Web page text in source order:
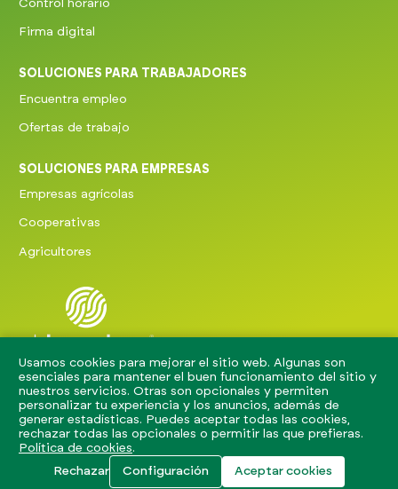
Control horario
Firma digital
SOLUCIONES PARA TRABAJADORES
Encuentra empleo
Ofertas de trabajo
SOLUCIONES PARA EMPRESAS
Empresas agrícolas
Cooperativas
Agricultores
El Jornalero 2026.
Todos los derechos
reservados.
Términos y condiciones
Aviso legal
Política de privacidad
Usamos cookies para mejorar el sitio web. Algunas son
esenciales para mantener el buen funcionamiento del sitio y
nuestros servicios. Otras son opcionales y permiten
personalizar tu experiencia y los anuncios, además de
generar estadísticas. Puedes aceptar todas las cookies,
rechazar todas las opcionales o permitir las que prefieras.
Política de cookies.
Rechazar
Configuración Aceptar cookies